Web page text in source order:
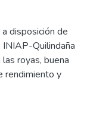
disposición de
Quilindaña
royas, buena
rendimiento y